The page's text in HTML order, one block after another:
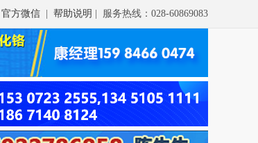
官方微信 帮助说明 | 服务热线：028-60869083